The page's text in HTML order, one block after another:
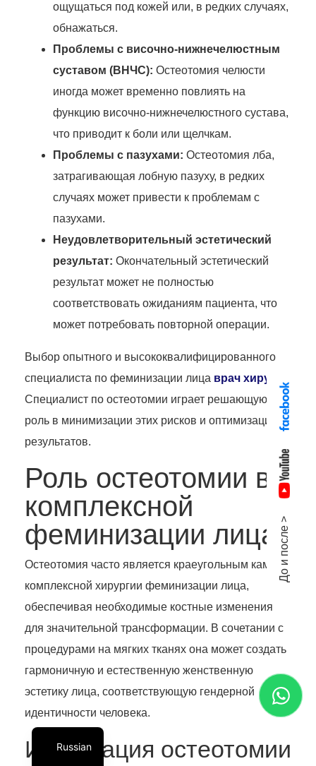
ощущаться под кожей или, в редких случаях,
обнажаться.
Проблемы с височно-нижнечелюстным
суставом (ВНЧС): Остеотомия челюсти
иногда может временно повлиять на
функцию височно-нижнечелюстного сустава,
что приводит к боли или щелчкам.
Проблемы с пазухами: Остеотомия лба,
затрагивающая лобную пазуху, в редких
случаях может привести к проблемам с
пазухами.
Неудовлетворительный эстетический
результат: Окончательный эстетический
результат может не полностью
соответствовать ожиданиям пациента, что
может потребовать повторной операции.
Выбор опытного и высококвалифицированного
специалиста по феминизации лица врач хирург
Специалист по остеотомии играет решающую
роль в минимизации этих рисков и оптимизации
результатов.
Роль остеотомии в
комплексной
феминизации лица
Остеотомия часто является краеугольным камнем
комплексной хирургии феминизации лица,
обеспечивая необходимые костные изменения
для значительной трансформации. В сочетании с
процедурами на мягких тканях она может создать
гармоничную и естественную женственную
эстетику лица, соответствующую гендерной
идентичности человека.
Интеграция остеотомии
До и после >
Russian